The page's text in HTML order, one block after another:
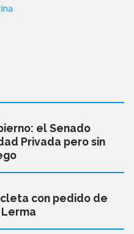
el Senado
Privada pero sin
con pedido de